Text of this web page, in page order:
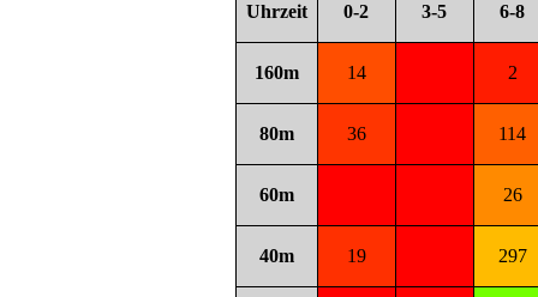
Uhrzeit 0-2 3-5 6-8
160m 14 2
80m 36 114
60m 26
40m 19 297